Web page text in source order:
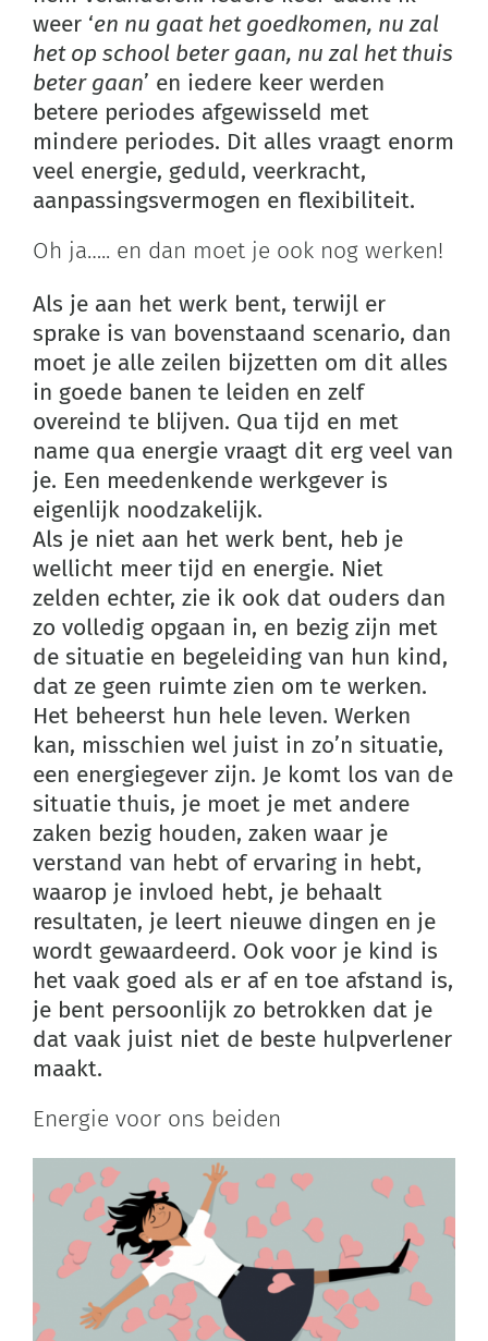
weer ‘en nu gaat het goedkomen, nu zal
het op school beter gaan, nu zal het thuis
beter gaan’ en iedere keer werden
betere periodes afgewisseld met
mindere periodes. Dit alles vraagt enorm
veel energie, geduld, veerkracht,
aanpassingsvermogen en flexibiliteit.
Oh ja….. en dan moet je ook nog werken!
Als je aan het werk bent, terwijl er
sprake is van bovenstaand scenario, dan
moet je alle zeilen bijzetten om dit alles
in goede banen te leiden en zelf
overeind te blijven. Qua tijd en met
name qua energie vraagt dit erg veel van
je. Een meedenkende werkgever is
eigenlijk noodzakelijk.
Als je niet aan het werk bent, heb je
wellicht meer tijd en energie. Niet
zelden echter, zie ik ook dat ouders dan
zo volledig opgaan in, en bezig zijn met
de situatie en begeleiding van hun kind,
dat ze geen ruimte zien om te werken.
Het beheerst hun hele leven. Werken
kan, misschien wel juist in zo’n situatie,
een energiegever zijn. Je komt los van de
situatie thuis, je moet je met andere
zaken bezig houden, zaken waar je
verstand van hebt of ervaring in hebt,
waarop je invloed hebt, je behaalt
resultaten, je leert nieuwe dingen en je
wordt gewaardeerd. Ook voor je kind is
het vaak goed als er af en toe afstand is,
je bent persoonlijk zo betrokken dat je
dat vaak juist niet de beste hulpverlener
maakt.
Energie voor ons beiden